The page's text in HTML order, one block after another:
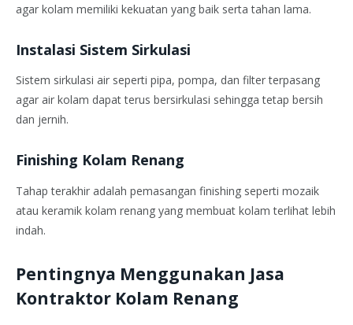
agar kolam memiliki kekuatan yang baik serta tahan lama.
Instalasi Sistem Sirkulasi
Sistem sirkulasi air seperti pipa, pompa, dan filter terpasang
agar air kolam dapat terus bersirkulasi sehingga tetap bersih
dan jernih.
Finishing Kolam Renang
Tahap terakhir adalah pemasangan finishing seperti mozaik
atau keramik kolam renang yang membuat kolam terlihat lebih
indah.
Pentingnya Menggunakan Jasa
Kontraktor Kolam Renang